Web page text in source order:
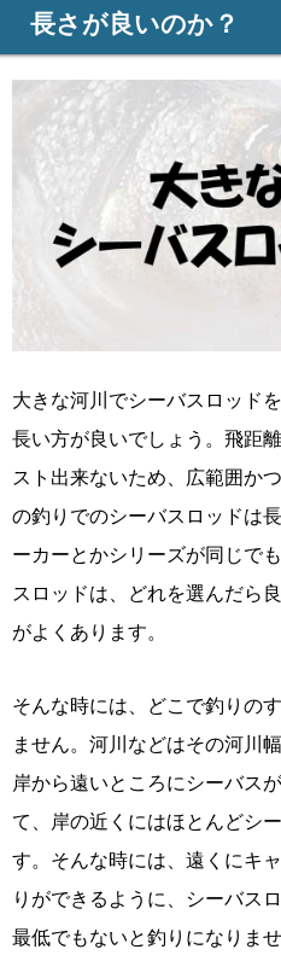
長さが良いのか？
大きな河川でシーバスロッド
長い方が良いでしょう。飛距
スト出来ないため、広範囲か
の釣りでのシーバスロッドは
ーカーとかシリーズが同じで
スロッドは、どれを選んだら
がよくあります。
そんな時には、どこで釣りの
ません。河川などはその河川
岸から遠いところにシーバス
て、岸の近くにはほとんどシ
す。そんな時には、遠くにキ
りができるように、シーバス
最低でもないと釣りになりませ